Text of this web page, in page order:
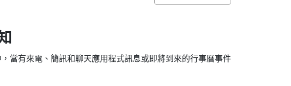
當有來電、簡訊和聊天應用程式訊息或即將到來的行事曆事件